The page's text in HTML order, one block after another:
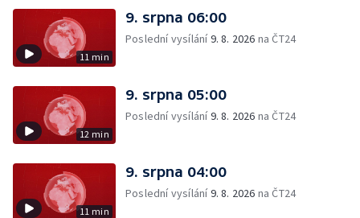
11 min
9. srpna 06:00
Poslední vysílání9. 8. 2026 na ČT24
12 min
9. srpna 05:00
Poslední vysílání9. 8. 2026 na ČT24
11 min
9. srpna 04:00
Poslední vysílání9. 8. 2026 na ČT24